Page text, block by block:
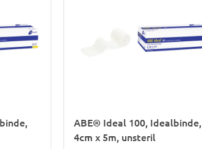
ABE® Ideal 100, Idealbinde,
4cm x 5m, unsteril